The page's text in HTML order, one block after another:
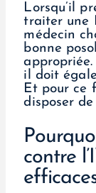
Lorsqu’il
traiter une
médecin
bonne
il doit
Et pour ce
disposer
contre